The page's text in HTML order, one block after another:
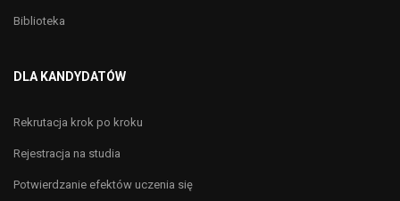
Biblioteka
DLA KANDYDATÓW
Rekrutacja krok po kroku
Rejestracja na studia
Potwierdzanie efektów uczenia się